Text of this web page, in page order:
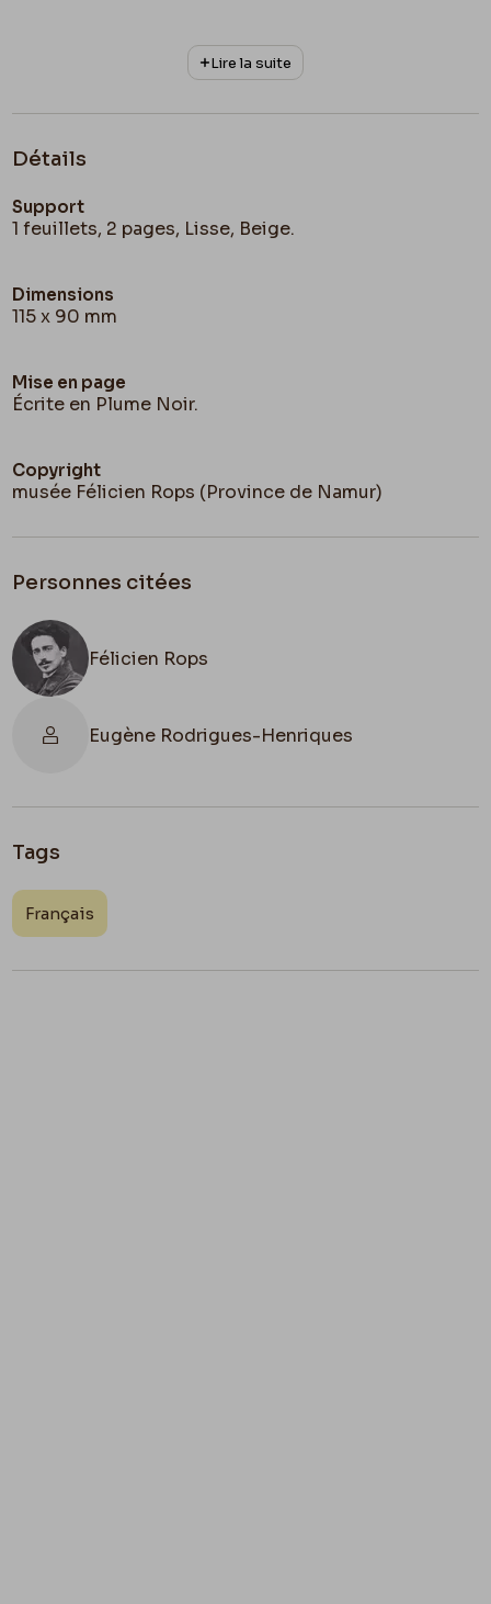
Lire la suite
Détails
Support
1 feuillets, 2 pages, Lisse, Beige.
Dimensions
115 x 90 mm
Mise en page
Écrite en Plume Noir.
Copyright
musée Félicien Rops (Province de Namur)
Personnes citées
Félicien Rops
Eugène Rodrigues-Henriques
Tags
Français